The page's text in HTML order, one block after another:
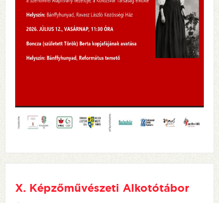
X. Képzőművészeti Alkotótábor